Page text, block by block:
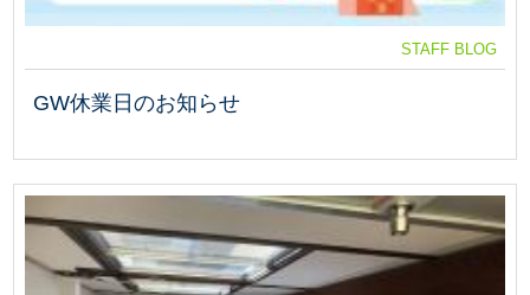
STAFF BLOG
GW休業日のお知らせ